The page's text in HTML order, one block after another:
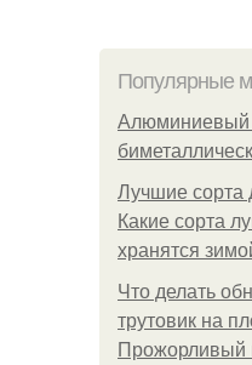
Популярные
Алюминиевый
Лучшие сорта
Какие сорта
хранятся
Что делать
трутовик на
Прожорливый